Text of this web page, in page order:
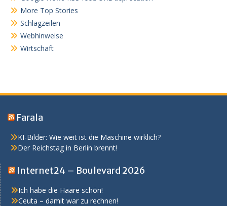
More Top Stories
Schlagzeilen
Webhinweise
Wirtschaft
Farala
KI-Bilder: Wie weit ist die Maschine wirklich?
Der Reichstag in Berlin brennt!
Internet24 – Boulevard 2026
Ich habe die Haare schön!
Ceuta – damit war zu rechnen!